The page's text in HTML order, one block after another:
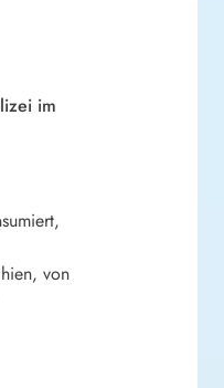
im
von